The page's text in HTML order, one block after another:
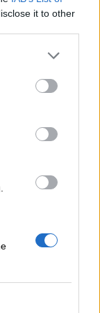
it to other
κλινικών
ΚΕΝΤΡΟ
2026 – Ο Oliver
Πάντα;
ανάπτυξη
Αποτελέσματα